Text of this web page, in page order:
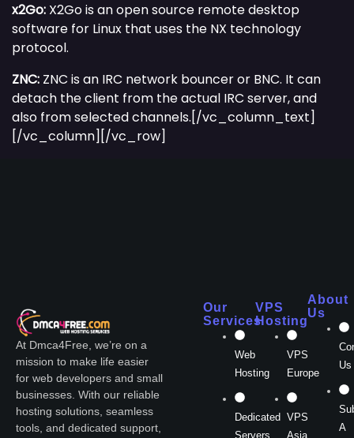
x2Go: X2Go is an open source remote desktop
software for Linux that uses the NX technology
protocol.
ZNC: ZNC is an IRC network bouncer or BNC. It can
detach the client from the actual IRC server, and
also from selected channels.[/vc_column_text]
[/vc_column][/vc_row]
At Dmca4Free, we’re on a
mission to make life easier
for web developers and small
businesses. With our reliable
hosting solutions, seamless
tools, and dedicated support,
Our
Services
Web
Hosting
Dedicated
Servers
VPS
Hosting
VPS
Europe
VPS
Asia
About
Us
Us
A